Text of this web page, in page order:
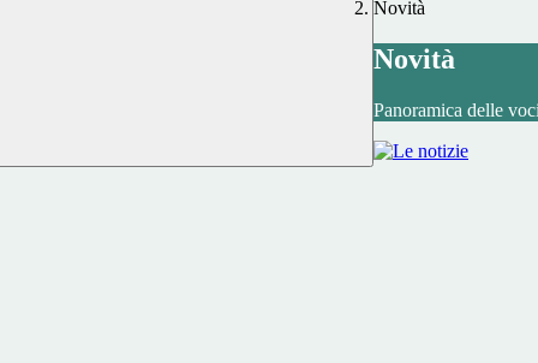
Novità
Novità
Panoramica delle